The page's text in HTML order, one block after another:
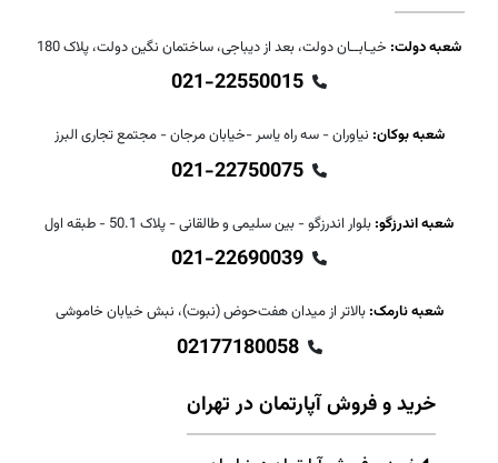
شعبه دولت: خیـابــان دولت، بعد از دیباجی، ساختمان نگین دولت، پلاک 180
021-22550015
شعبه بوکان: نیاوران - سه راه یاسر -خیابان مرجان - مجتمع تجاری البرز
021-22750075
شعبه اندرزگو: بلوار اندرزگو - بین سلیمی و طالقانی - پلاک 50.1 - طبقه اول
021-22690039
شعبه نارمک: بالاتر از میدان هفت‌حوض (نبوت)، نبش خیابان خاموشی
02177180058
خرید و فروش آپارتمان در تهران